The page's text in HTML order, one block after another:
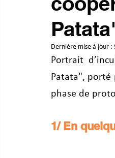
Dernière mise à jour :
Portrait
Patata", porté
phase de
1/ En